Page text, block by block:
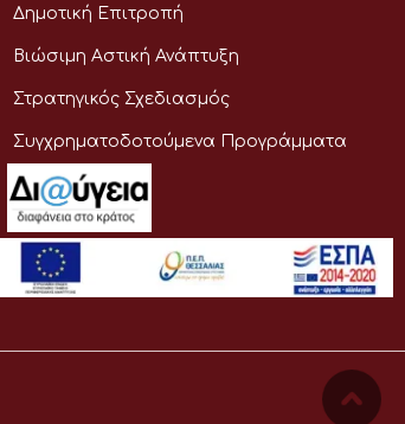
Δημοτική Επιτροπή
Βιώσιμη Αστική Ανάπτυξη
Στρατηγικός Σχεδιασμός
Συγχρηματοδοτούμενα Προγράμματα